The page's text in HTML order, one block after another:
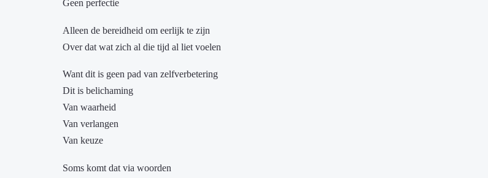
Geen perfectie
Alleen de bereidheid om eerlijk te zijn
Over dat wat zich al die tijd al liet voelen
Want dit is geen pad van zelfverbetering
Dit is belichaming
Van waarheid
Van verlangen
Van keuze
Soms komt dat via woorden